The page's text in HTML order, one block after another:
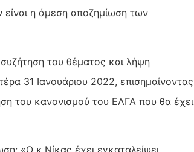
η άμεση αποζημίωση των
του θέματος και λήψη
31 Ιανουάριου 2022, επισημαίνοντας
του κανονισμού του ΕΛΓΑ που θα έχει
«Ο κ.Νίκας έχει εγκαταλείψει